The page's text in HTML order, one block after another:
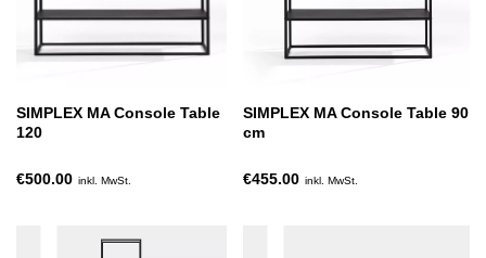
SIMPLEX MA Console Table
120
€500.00 inkl. MwSt.
SIMPLEX MA Console Table 90
cm
€455.00 inkl. MwSt.